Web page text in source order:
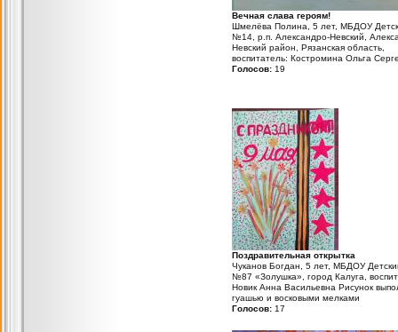
Вечная слава героям!
Шмелёва Полина, 5 лет, МБДОУ
№14, р.п. Александро-Невский,
Невский район, Рязанская область,
воспитатель: Костромина Ольга
Голосов: 19
Поздравительная открытка
Чуканов Богдан, 5 лет, МБДОУ
№87 «Золушка», город Калуга,
Новик Анна Васильевна Рисунок
гуашью и восковыми мелками
Голосов: 17